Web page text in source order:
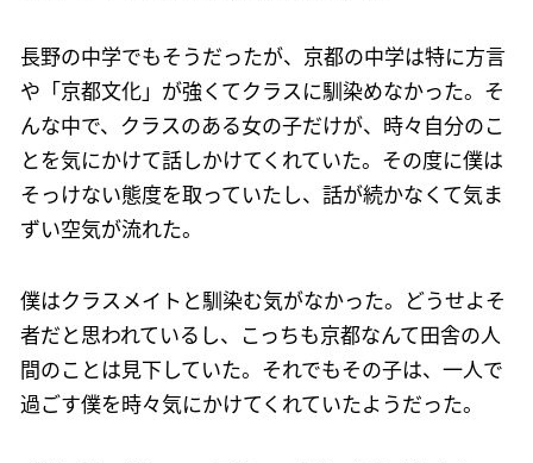
長野の中学でもそうだったが、京都の中学は特に方言
や「京都文化」が強くてクラスに馴染めなかった。そ
んな中で、クラスのある女の子だけが、時々自分のこ
とを気にかけて話しかけてくれていた。その度に僕は
そっけない態度を取っていたし、話が続かなくて気ま
ずい空気が流れた。
僕はクラスメイトと馴染む気がなかった。どうせよそ
者だと思われているし、こっちも京都なんて田舎の人
間のことは見下していた。それでもその子は、一人で
過ごす僕を時々気にかけてくれていたようだった。